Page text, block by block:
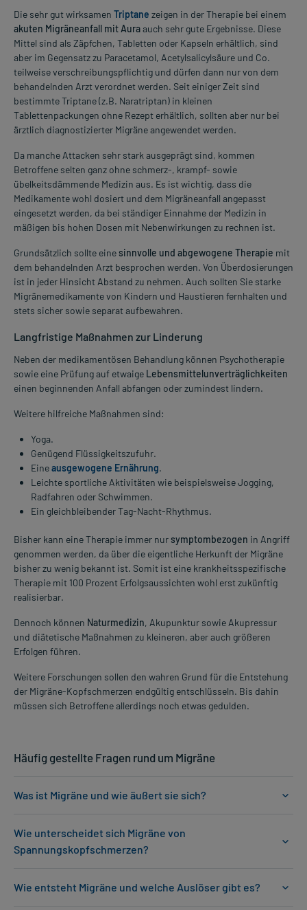
Die sehr gut wirksamen Triptane zeigen in der Therapie bei einem
akuten Migräneanfall mit Auraauch sehr gute Ergebnisse. Diese
Mittel sind als Zäpfchen, Tabletten oder Kapseln erhältlich, sind
aber im Gegensatz zu Paracetamol, Acetylsalicylsäure und Co.
teilweise verschreibungspflichtig und dürfen dann nur von dem
behandelnden Arzt verordnet werden. Seit einiger Zeit sind
bestimmte Triptane (z.B. Naratriptan) in kleinen
Tablettenpackungen ohne Rezept erhältlich, sollten aber nur bei
ärztlich diagnostizierter Migräne angewendet werden.
Da manche Attacken sehr stark ausgeprägt sind, kommen
Betroffene selten ganz ohne schmerz-, krampf- sowie
übelkeitsdämmende Medizin aus. Es ist wichtig, dass die
Medikamente wohl dosiert und dem Migräneanfall angepasst
eingesetzt werden, da bei ständiger Einnahme der Medizin in
mäßigen bis hohen Dosen mit Nebenwirkungen zu rechnen ist.
Grundsätzlich sollte einesinnvolle und abgewogene Therapie mit
dem behandelnden Arzt besprochen werden. Von Überdosierungen
ist in jeder Hinsicht Abstand zu nehmen. Auch sollten Sie starke
Migränemedikamente von Kindern und Haustieren fernhalten und
stets sicher sowie separat aufbewahren.
Langfristige Maßnahmen zur Linderung
Neben der medikamentösen Behandlung können Psychotherapie
sowie eine Prüfung auf etwaige Lebensmittelunverträglichkeiten
einen beginnenden Anfall abfangen oder zumindest lindern.
Weitere hilfreiche Maßnahmen sind:
Yoga.
Genügend Flüssigkeitszufuhr.
Eineausgewogene Ernährung.
Leichte sportliche Aktivitäten wie beispielsweise Jogging,
Radfahren oder Schwimmen.
Ein gleichbleibender Tag-Nacht-Rhythmus.
Bisher kann eine Therapie immer nursymptombezogen in Angriff
genommen werden, da über die eigentliche Herkunft der Migräne
bisher zu wenig bekannt ist. Somit ist eine krankheitsspezifische
Therapie mit 100 Prozent Erfolgsaussichten wohl erst zukünftig
realisierbar.
Dennoch können Naturmedizin, Akupunktur sowie Akupressur
und diätetische Maßnahmen zu kleineren, aber auch größeren
Erfolgen führen.
Weitere Forschungen sollen den wahren Grund für die Entstehung
der Migräne-Kopfschmerzen endgültig entschlüsseln. Bis dahin
müssen sich Betroffene allerdings noch etwas gedulden.
Häufig gestellte Fragen rund um Migräne
Was ist Migräne und wie äußert sie sich?
Wie unterscheidet sich Migräne von
Spannungskopfschmerzen?
Wie entsteht Migräne und welche Auslöser gibt es?